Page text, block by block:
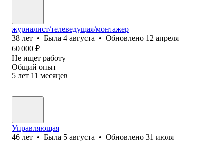
журналист/телеведущая/монтажер
38 лет • Была 4 августа • Обновлено 12 апреля
60 000 ₽
Не ищет работу
Общий опыт
5 лет 11 месяцев
Управляющая
46 лет • Была 5 августа • Обновлено 31 июля